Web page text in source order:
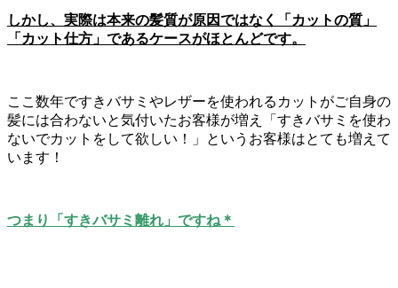
しかし、実際は本来の髪質が原因ではなく「カットの質」
「カット仕方」であるケースがほとんどです。
ここ数年ですきバサミやレザーを使われるカットがご自身の
髪には合わないと気付いたお客様が増え「すきバサミを使わ
ないでカットをして欲しい！」というお客様はとても増えて
います！
つまり「すきバサミ離れ」ですね＊